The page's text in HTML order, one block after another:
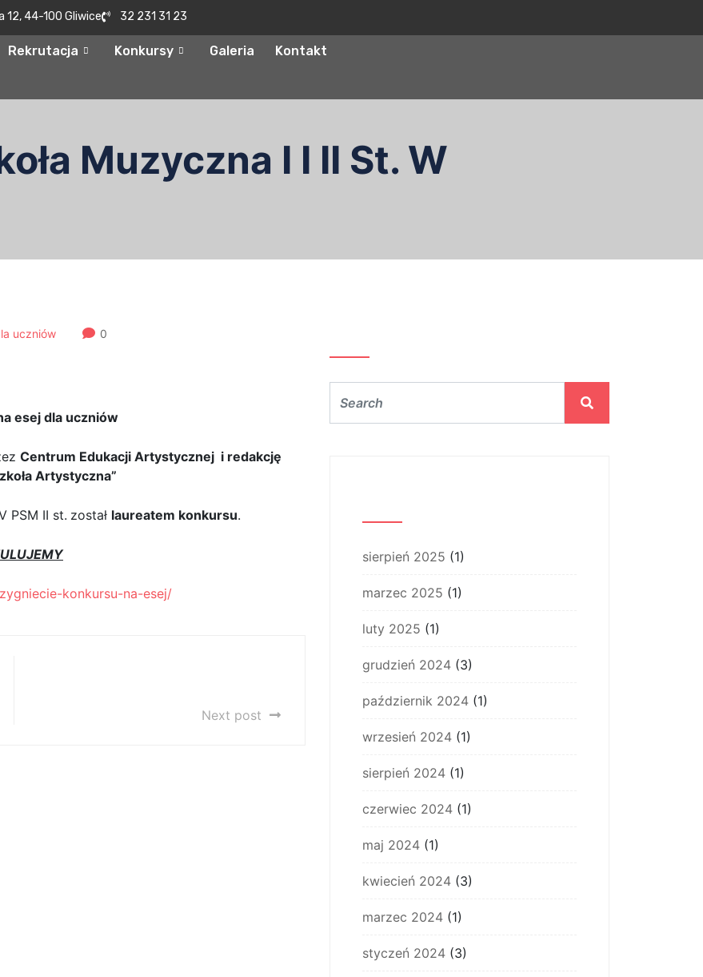
12, 44-100 Gliwice 32 231 31 23
Rekrutacja Konkursy Galeria Kontakt
Muzyczna I I II St. W
uczniów 0
esej dla uczniów
Centrum Edukacji Artystycznej i redakcję
Artystyczna”
PSM II st. został laureatem konkursu.
konkursu-na-esej/
Next post
sierpień 2025 (1)
marzec 2025 (1)
luty 2025 (1)
grudzień 2024 (3)
październik 2024 (1)
wrzesień 2024 (1)
sierpień 2024 (1)
czerwiec 2024 (1)
maj 2024 (1)
kwiecień 2024 (3)
marzec 2024 (1)
styczeń 2024 (3)